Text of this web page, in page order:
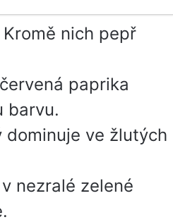
nich pepř
paprika
barvu.
ve žlutých
nezralé zelené